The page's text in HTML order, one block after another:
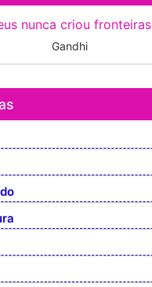
nunca criou fronteiras
Gandhi